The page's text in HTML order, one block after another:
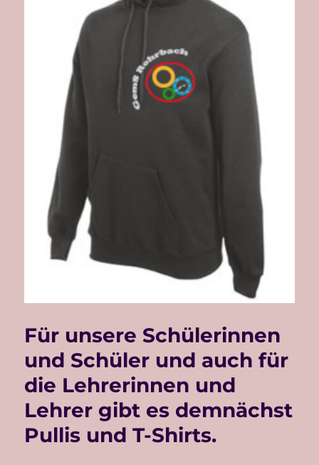
Für unsere Schülerinnen
und Schüler und auch für
die Lehrerinnen und
Lehrer gibt es demnächst
Pullis und T-Shirts.